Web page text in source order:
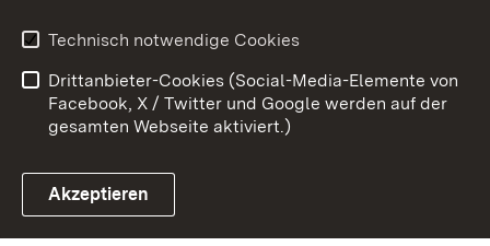
Link zum Landesportal
Barrierefreiheit
Impressum Cookies
Technisch notwendige Cookies
Drittanbieter-Cookies (Social-Media-Elemente von
Facebook, X / Twitter und Google werden auf der
gesamten Webseite aktiviert.)
Akzeptieren